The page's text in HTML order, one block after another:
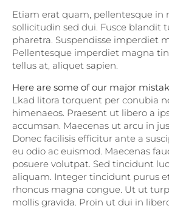
Etiam erat quam, pellentesque in
sollicitudin sed dui. Fusce blandit
pharetra. Suspendisse imperdiet
Pellentesque imperdiet magna
tellus at, aliquet sapien.
Here are some of our major
Lkad litora torquent per conubia
himenaeos. Praesent ut libero a
accumsan. Maecenas ut arcu in
Donec facilisis efficitur ante a
eu odio ac euismod. Maecenas
posuere volutpat. Sed tincidunt
aliquam. Integer tincidunt purus
rhoncus magna congue. Ut ut
mollis gravida. Proin ut dui in